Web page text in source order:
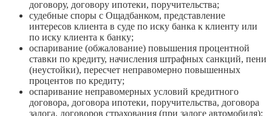
договору, договору ипотеки, поручительства;
судебные споры с Ощадбанком, представление
интересов клиента в суде по иску банка к клиенту или
по иску клиента к банку;
оспаривание (обжалование) повышения процентной
ставки по кредиту, начисления штрафных санкций, пени
(неустойки), пересчет неправомерно повышенных
процентов по кредиту;
оспаривание неправомерных условий кредитного
договора, договора ипотеки, поручительства, договора
залога, договоров страхования (при залоге автомобиля);